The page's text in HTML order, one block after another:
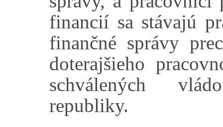
financií sa stávajú
finančné správy
doterajšieho
schválených
republiky.